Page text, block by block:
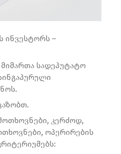
ინვესტორს –
სადეპუტატო
კერძოდ,
ოპერირების